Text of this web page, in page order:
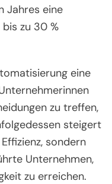
Jahres eine
zu 30 %
eine
zu treffen,
steigert
sondern
Unternehmen,
zu erreichen.